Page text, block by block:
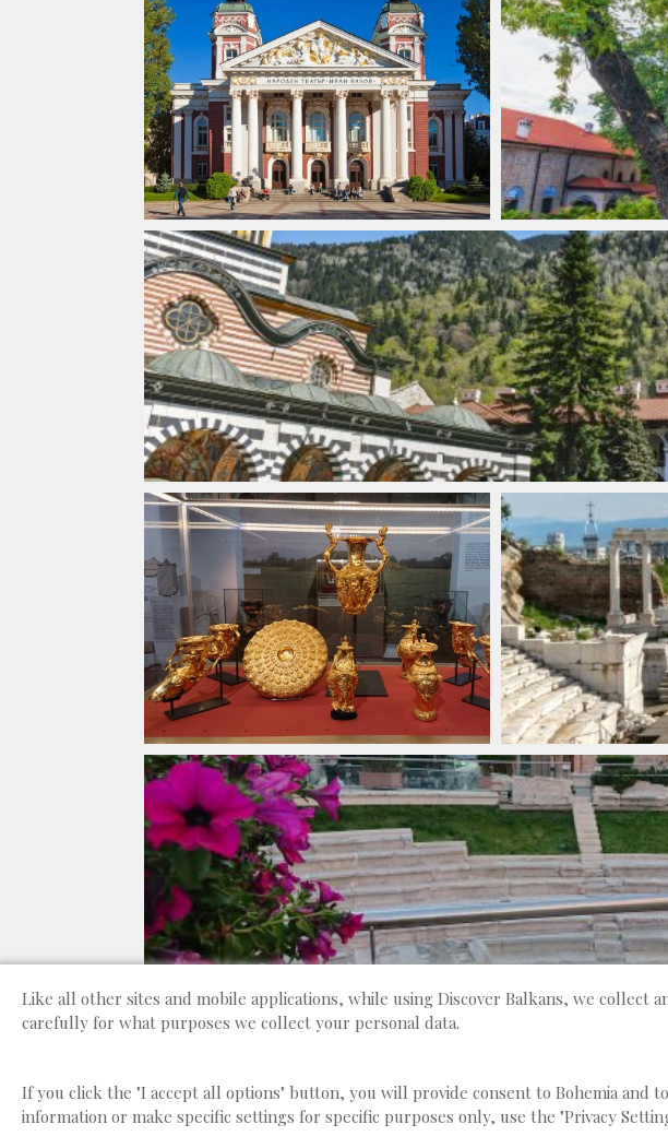
Like all other sites and mobile applications, while using Discover Balkans, we collect
carefully for what purposes we collect your personal data.
If you click the "I accept all options" button, you will provide consent to Bohemia and
information or make specific settings for specific purposes only, use the "Privacy